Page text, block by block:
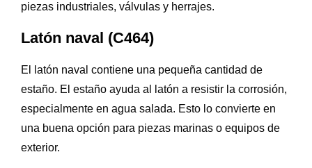
piezas industriales, válvulas y herrajes.
Latón naval (C464)
El latón naval contiene una pequeña cantidad de
estaño. El estaño ayuda al latón a resistir la corrosión,
especialmente en agua salada. Esto lo convierte en
una buena opción para piezas marinas o equipos de
exterior.